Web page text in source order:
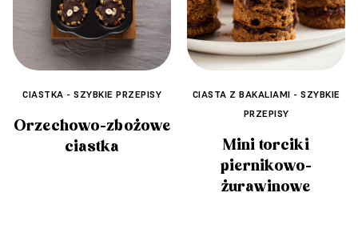
CIASTKA - SZYBKIE PRZEPISY
Orzechowo-zbożowe
ciastka
CIASTA Z BAKALIAMI - SZYBKIE
PRZEPISY
Mini torciki
piernikowo-
żurawinowe